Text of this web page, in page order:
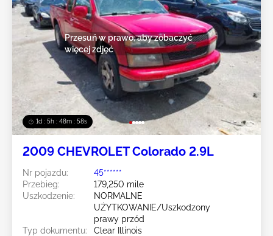
1d : 5h : 48m : 55s
Przesuń w prawo, aby zobaczyć
więcej zdjęć
2009 CHEVROLET Colorado 2.9L
Nr pojazdu:
45******
Przebieg:
179,250 mile
Uszkodzenie:
NORMALNE
UŻYTKOWANIE/Uszkodzony
prawy przód
Typ dokumentu:
Clear Illinois